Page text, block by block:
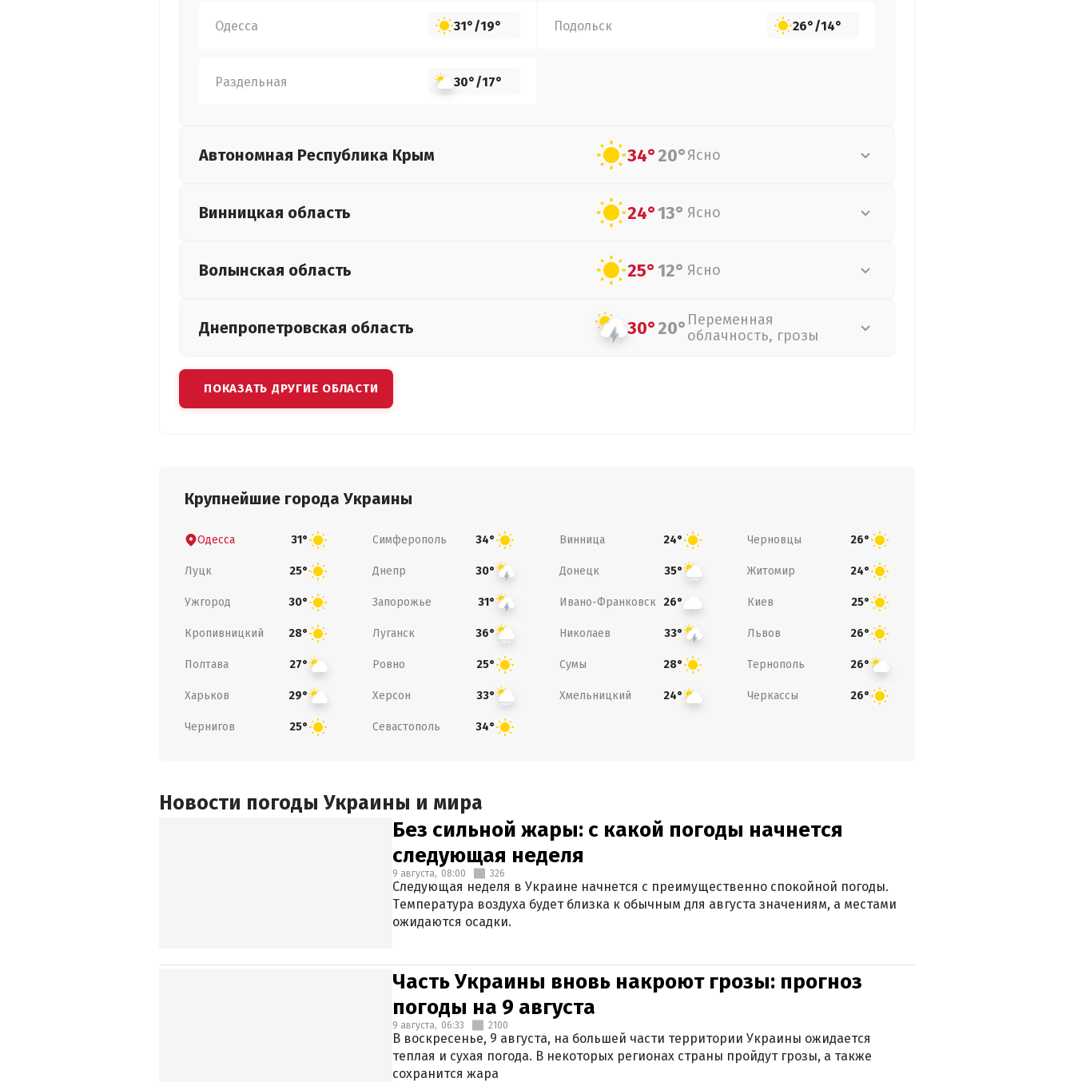
Одесса 31°/19° Подольск 26°/14°
Раздельная 30°/17°
Автономная Республика Крым 34°20°Ясно
Винницкая область 24°13° Ясно
Волынская область 25°12° Ясно
Днепропетровская область 30°20° Переменная
облачность, грозы
ПОКАЗАТЬ ДРУГИЕ ОБЛАСТИ
Крупнейшие города Украины
Одесса 31° Симферополь 34° Винница 24° Черновцы 26°
Луцк 25° Днепр 30° Донецк 35° Житомир 24°
Ужгород 30° Запорожье 31° Ивано-Франковск 26° Киев 25°
Кропивницкий 28° Луганск 36° Николаев 33° Львов 26°
Полтава 27° Ровно 25° Сумы 28° Тернополь 26°
Харьков 29° Херсон 33° Хмельницкий 24° Черкассы 26°
Чернигов 25° Севастополь 34°
Новости погоды Украины и мира
Без сильной жары: с какой погоды начнется
следующая неделя
9 августа, 08:00 326
Следующая неделя в Украине начнется с преимущественно спокойной погоды.
Температура воздуха будет близка к обычным для августа значениям, а местами
ожидаются осадки.
Часть Украины вновь накроют грозы: прогноз
погоды на 9 августа
9 августа, 06:33 2100
В воскресенье, 9 августа, на большей части территории Украины ожидается
теплая и сухая погода. В некоторых регионах страны пройдут грозы, а также
сохранится жара